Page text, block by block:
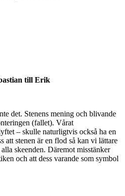
till Erik
det. Stenens mening och blivande
(fallet). Vårat
– skulle naturligtvis också ha en
att stenen är en flod så kan vi lättare
skeenden. Däremot misstänker
och att dess varande som symbol